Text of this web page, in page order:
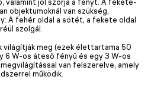
objektumoknál van szükség,
A fehér oldal a sötét, a fekete oldal
szolgál.
világítják meg (ezek élettartama 50
6 W-os áteső fényű és egy 3 W-os
van felszerelve, amely
működik.